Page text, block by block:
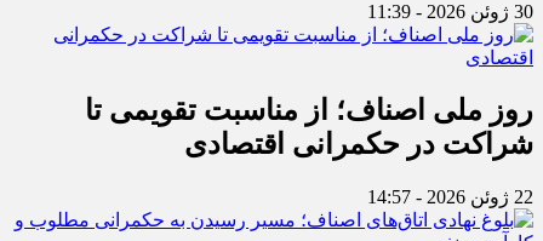
30 ژوئن 2026 - 11:39
روز ملی اصناف؛ از مناسبت تقویمی تا
شراکت در حکمرانی اقتصادی
22 ژوئن 2026 - 14:57